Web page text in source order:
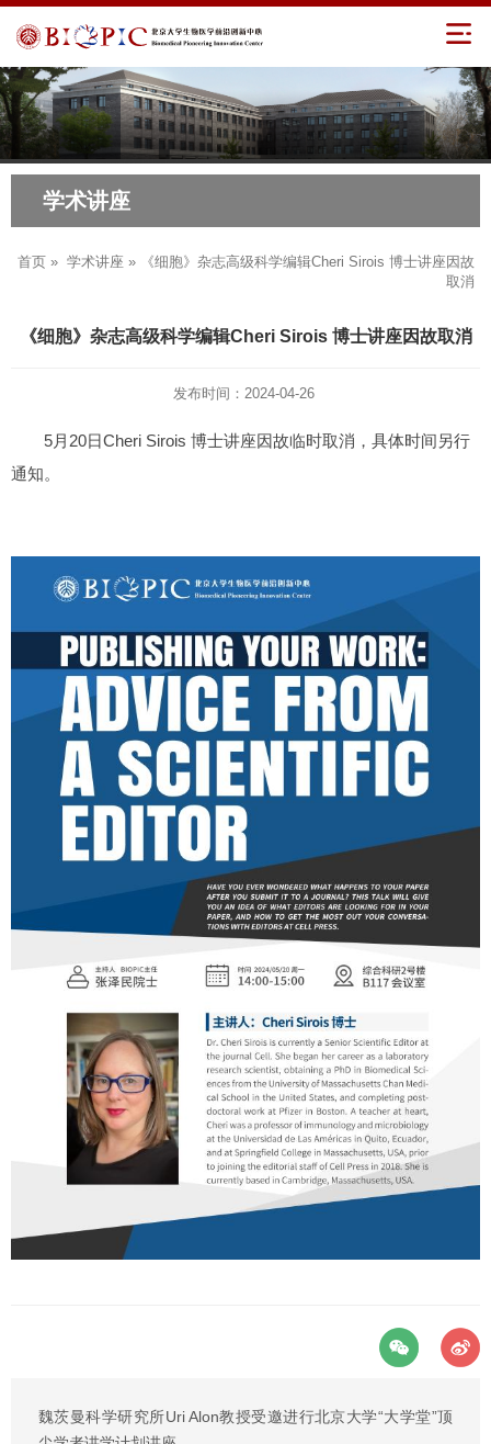
学术讲座
首页 » 学术讲座 » 《细胞》杂志高级科学编辑Cheri Sirois 博士讲座因故
取消
《细胞》杂志高级科学编辑Cheri Sirois 博士讲座因故取消
发布时间：2024-04-26
5月20日Cheri Sirois 博士讲座因故临时取消，具体时间另行
通知。
魏茨曼科学研究所Uri Alon教授受邀进行北京大学“大学堂”顶